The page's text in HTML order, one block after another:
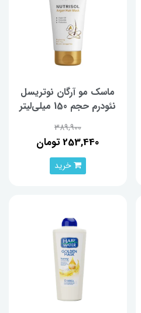
ماسک مو آرگان نوتریسل
نئودرم حجم 150 میلی‌لیتر
389,900
253,440 تومان
خرید